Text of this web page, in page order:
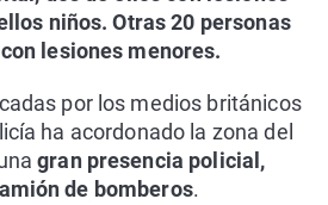
niños. Otras 20 personas
lesiones menores.
por los medios británicos
ha acordonado la zona del
gran presencia policial,
de bomberos.